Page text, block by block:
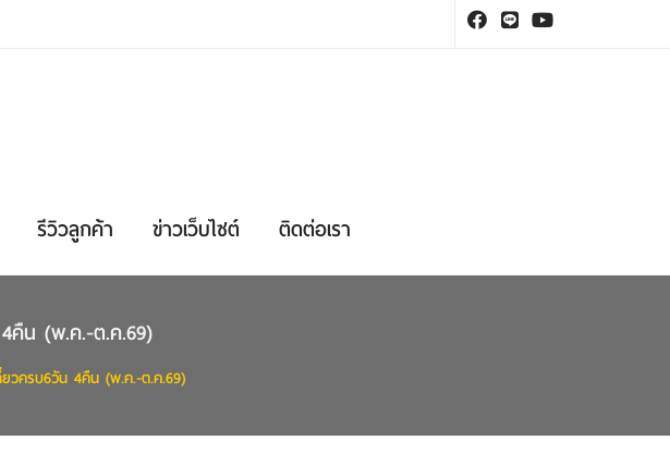
รีวิวลูกค้า ข่าวเว็บไซต์ ติดต่อเรา
4คืน (พ.ค.-ต.ค.69)
ยวครบ6วัน 4คืน (พ.ค.-ต.ค.69)